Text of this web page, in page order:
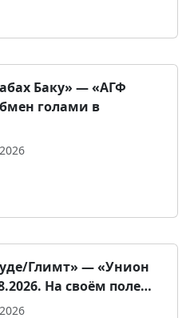
Баку» ― «АГФ
голами в
Глимт» ― «Унион
На своём поле…